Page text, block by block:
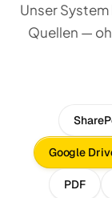
Unser
Quellen —
Google
PDF